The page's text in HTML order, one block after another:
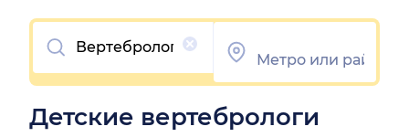
Очистить
Детские вертебрологи